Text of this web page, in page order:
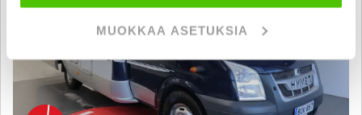
MUOKKAA ASETUKSIA